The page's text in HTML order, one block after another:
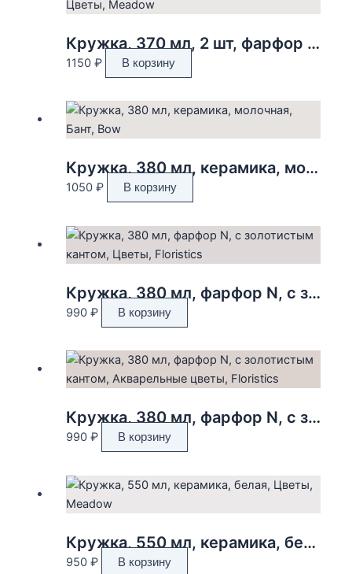
Кружка, 370 мл, 2 шт, фарфор N, белая, Цветы, Meadow
1150 ₽ В корзину
Кружка, 380 мл, керамика, молочная, Бант, Bow
1050 ₽ В корзину
Кружка, 380 мл, фарфор N, с золотистым кантом, Цветы, Floristics
990 ₽ В корзину
Кружка, 380 мл, фарфор N, с золотистым кантом, Акварельные цветы, Floristics
990 ₽ В корзину
Кружка, 550 мл, керамика, белая, Цветы, Meadow
950 ₽ В корзину